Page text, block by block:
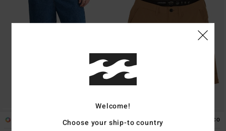
2 ÉCO
Welcome!
Choose your ship-to country